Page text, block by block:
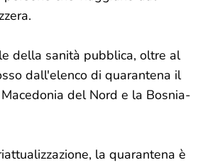
della sanità pubblica, oltre al
dall'elenco di quarantena il
del Nord e la Bosnia-
la quarantena è